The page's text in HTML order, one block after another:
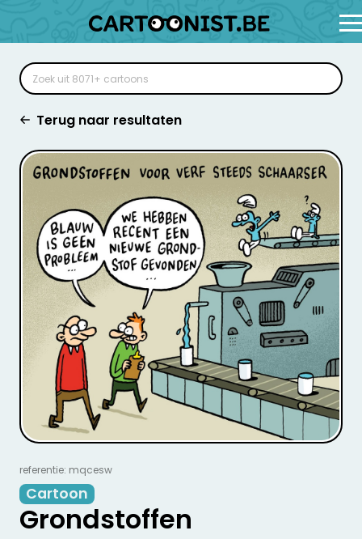
Terug naar resultaten
referentie: mqcesw
Cartoon
Grondstoffen